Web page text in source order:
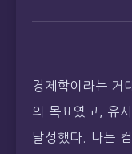
경제학이라는 거
의 목표였고, 유
달성했다. 나는